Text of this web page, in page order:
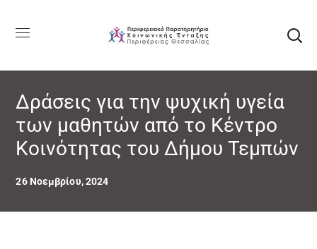
Δράσεις για την ψυχική υγεία
των μαθητών από το Κέντρο
Κοινότητας του Δήμου Τεμπών
26 Νοεμβρίου, 2024